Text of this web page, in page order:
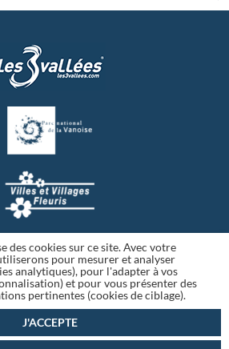
des cookies sur ce site. Avec votre
pour mesurer et analyser
analytiques), pour l'adapter à vos
et pour vous présenter des
pertinentes (cookies de ciblage).
J'ACCEPTE